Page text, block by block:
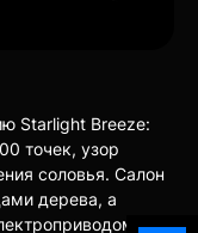
Starlight Breeze:
точек, узор
соловья. Салон
дерева, а